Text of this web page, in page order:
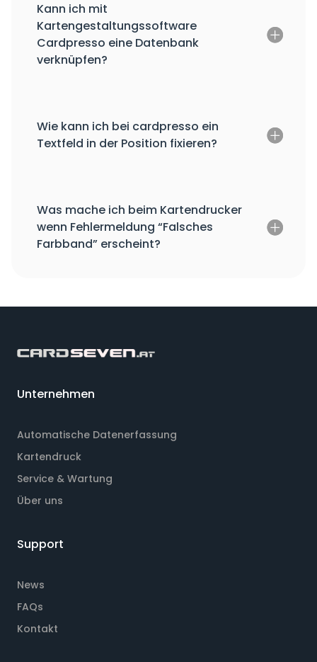
Kann ich mit
Kartengestaltungssoftware
Cardpresso eine Datenbank
verknüpfen?
Wie kann ich bei cardpresso ein
Textfeld in der Position fixieren?
Was mache ich beim Kartendrucker
wenn Fehlermeldung “Falsches
Farbband” erscheint?
Unternehmen
Automatische Datenerfassung
Kartendruck
Service & Wartung
Über uns
Support
News
FAQs
Kontakt